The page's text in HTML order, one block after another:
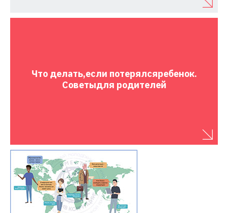
Что делать,если потерялсяребенок.
Советыдля родителей